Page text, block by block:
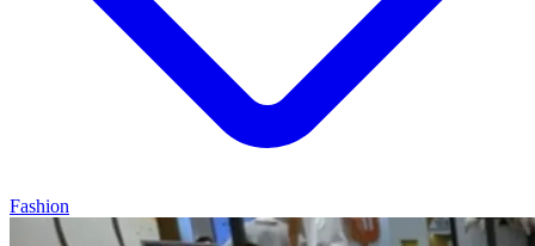
Fashion